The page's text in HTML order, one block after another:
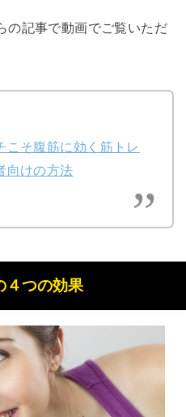
の記事で動画でご覧いただ
こそ腹筋に効く筋トレ
向けの方法
４つの効果